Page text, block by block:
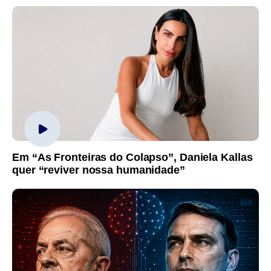
Em “As Fronteiras do Colapso”, Daniela Kallas
quer “reviver nossa humanidade”